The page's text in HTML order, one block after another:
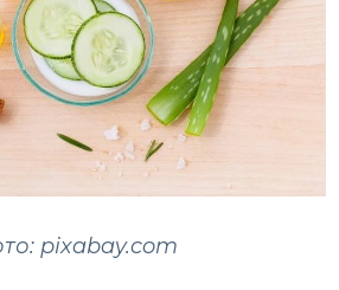
pixabay.com